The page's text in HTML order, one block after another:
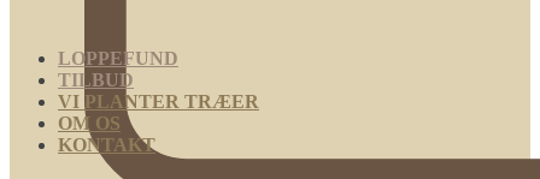
LOPPEFUND
TILBUD
VI PLANTER TRÆER
OM OS
KONTAKT